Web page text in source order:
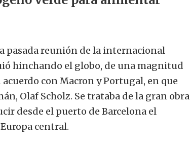
pasada reunión de la internacional
hinchando el globo, de una magnitud
con Macron y Portugal, en que
Olaf Scholz. Se trataba de la gran obra
desde el puerto de Barcelona el
central.